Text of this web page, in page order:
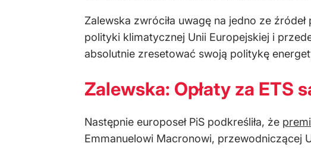
Zalewska zwróciła uwagę na jedno ze
polityki klimatycznej Unii Europejskiej i
absolutnie zresetować swoją politykę
Zalewska: Opłaty za ETS
Następnie europoseł PiS podkreśliła, że
Emmanuelowi Macronowi, przewodniczącej